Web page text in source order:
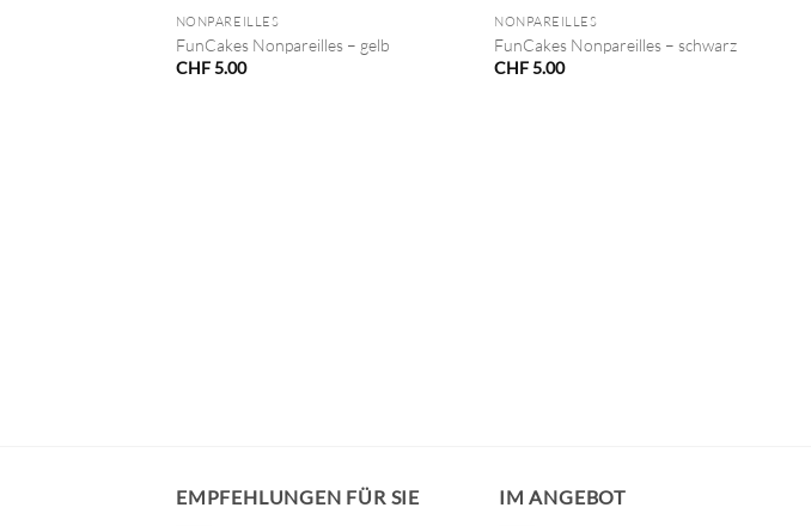
NONPAREILLES
FunCakes Nonpareilles – gelb
CHF5.00
NONPAREILLES
FunCakes Nonpareilles – schwarz
CHF5.00
EMPFEHLUNGEN FÜR SIE IM ANGEBOT